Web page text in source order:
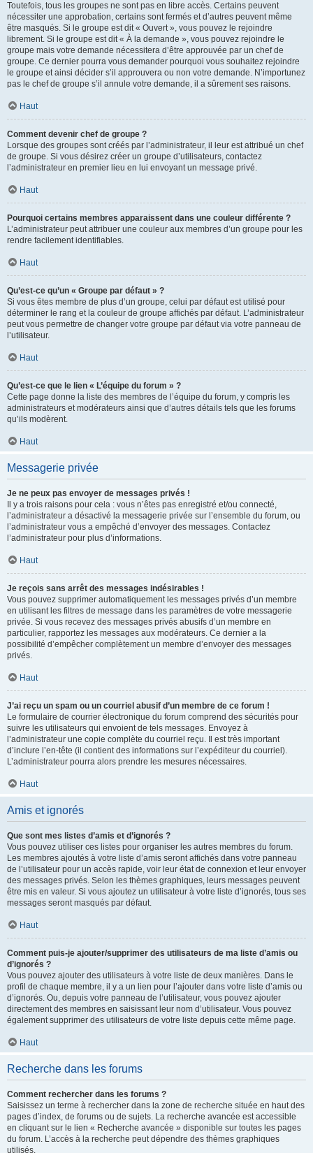
Toutefois, tous les groupes ne sont pas en libre accès. Certains peuvent
nécessiter une approbation, certains sont fermés et d’autres peuvent même
être masqués. Si le groupe est dit « Ouvert », vous pouvez le rejoindre
librement. Si le groupe est dit « À la demande », vous pouvez rejoindre le
groupe mais votre demande nécessitera d’être approuvée par un chef de
groupe. Ce dernier pourra vous demander pourquoi vous souhaitez rejoindre
le groupe et ainsi décider s’il approuvera ou non votre demande. N’importunez
pas le chef de groupe s’il annule votre demande, il a sûrement ses raisons.
Haut
Comment devenir chef de groupe ?
Lorsque des groupes sont créés par l’administrateur, il leur est attribué un chef
de groupe. Si vous désirez créer un groupe d’utilisateurs, contactez
l’administrateur en premier lieu en lui envoyant un message privé.
Haut
Pourquoi certains membres apparaissent dans une couleur différente ?
L’administrateur peut attribuer une couleur aux membres d’un groupe pour les
rendre facilement identifiables.
Haut
Qu’est-ce qu’un « Groupe par défaut » ?
Si vous êtes membre de plus d’un groupe, celui par défaut est utilisé pour
déterminer le rang et la couleur de groupe affichés par défaut. L’administrateur
peut vous permettre de changer votre groupe par défaut via votre panneau de
l’utilisateur.
Haut
Qu’est-ce que le lien « L’équipe du forum » ?
Cette page donne la liste des membres de l’équipe du forum, y compris les
administrateurs et modérateurs ainsi que d’autres détails tels que les forums
qu’ils modèrent.
Haut
Messagerie privée
Je ne peux pas envoyer de messages privés !
Il y a trois raisons pour cela : vous n’êtes pas enregistré et/ou connecté,
l’administrateur a désactivé la messagerie privée sur l’ensemble du forum, ou
l’administrateur vous a empêché d’envoyer des messages. Contactez
l’administrateur pour plus d’informations.
Haut
Je reçois sans arrêt des messages indésirables !
Vous pouvez supprimer automatiquement les messages privés d’un membre
en utilisant les filtres de message dans les paramètres de votre messagerie
privée. Si vous recevez des messages privés abusifs d’un membre en
particulier, rapportez les messages aux modérateurs. Ce dernier a la
possibilité d’empêcher complètement un membre d’envoyer des messages
privés.
Haut
J’ai reçu un spam ou un courriel abusif d’un membre de ce forum !
Le formulaire de courrier électronique du forum comprend des sécurités pour
suivre les utilisateurs qui envoient de tels messages. Envoyez à
l’administrateur une copie complète du courriel reçu. Il est très important
d’inclure l’en-tête (il contient des informations sur l’expéditeur du courriel).
L’administrateur pourra alors prendre les mesures nécessaires.
Haut
Amis et ignorés
Que sont mes listes d’amis et d’ignorés ?
Vous pouvez utiliser ces listes pour organiser les autres membres du forum.
Les membres ajoutés à votre liste d’amis seront affichés dans votre panneau
de l’utilisateur pour un accès rapide, voir leur état de connexion et leur envoyer
des messages privés. Selon les thèmes graphiques, leurs messages peuvent
être mis en valeur. Si vous ajoutez un utilisateur à votre liste d’ignorés, tous ses
messages seront masqués par défaut.
Haut
Comment puis-je ajouter/supprimer des utilisateurs de ma liste d’amis ou
d’ignorés ?
Vous pouvez ajouter des utilisateurs à votre liste de deux manières. Dans le
profil de chaque membre, il y a un lien pour l’ajouter dans votre liste d’amis ou
d’ignorés. Ou, depuis votre panneau de l’utilisateur, vous pouvez ajouter
directement des membres en saisissant leur nom d’utilisateur. Vous pouvez
également supprimer des utilisateurs de votre liste depuis cette même page.
Haut
Recherche dans les forums
Comment rechercher dans les forums ?
Saisissez un terme à rechercher dans la zone de recherche située en haut des
pages d’index, de forums ou de sujets. La recherche avancée est accessible
en cliquant sur le lien « Recherche avancée » disponible sur toutes les pages
du forum. L’accès à la recherche peut dépendre des thèmes graphiques
utilisés.